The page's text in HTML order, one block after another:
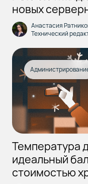
новых
Анастасия
Технический
Температура
идеальный
стоимостью